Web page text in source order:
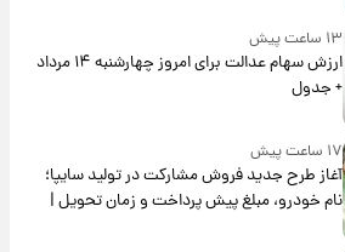
۱۳ ساعت پیش
ارزش سهام عدالت برای امروز چهارشنبه ۱۴ مرداد
+ جدول
۱۷ ساعت پیش
آغاز طرح جدید فروش مشارکت در تولید سایپا؛
نام خودرو، مبلغ پیش پرداخت و زمان تحویل |
سود مشارکت چند درصد است؟